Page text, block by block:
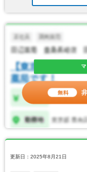
更新日：2025年8月21日